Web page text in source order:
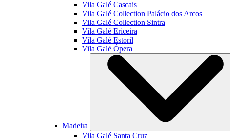
Vila Galé Cascais
Vila Galé Collection Palácio dos Arcos
Vila Galé Collection Sintra
Vila Galé Ericeira
Vila Galé Estoril
Vila Galé Ópera
Madeira
Vila Galé Santa Cruz